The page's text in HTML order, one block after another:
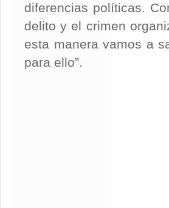
diferencias políticas.
delito y el crimen
esta manera vamos a
para ello”.